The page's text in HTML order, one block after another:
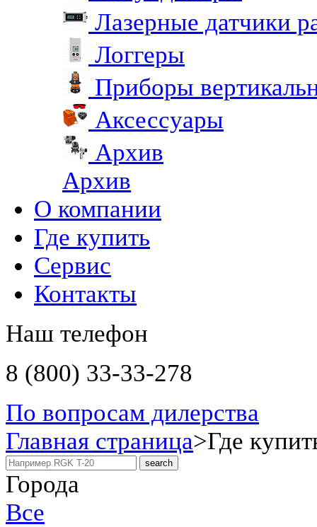
Лазерные датчики
Логгеры
Приборы
Аксессуары
Архив
Архив
О компании
Где купить
Сервис
Контакты
Наш телефон
8 (800) 33-33-278
По вопросам дилерства
Главная страница>Где
Города
Все